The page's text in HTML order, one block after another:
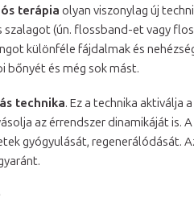
terápia olyan viszonylag új
szalagot (ún. flossband-et vagy
különféle fájdalmak és
bőnyét és még sok mást.
technika. Ez a technika aktiválja
az érrendszer dinamikáját is.
gyógyulását, regenerálódását.